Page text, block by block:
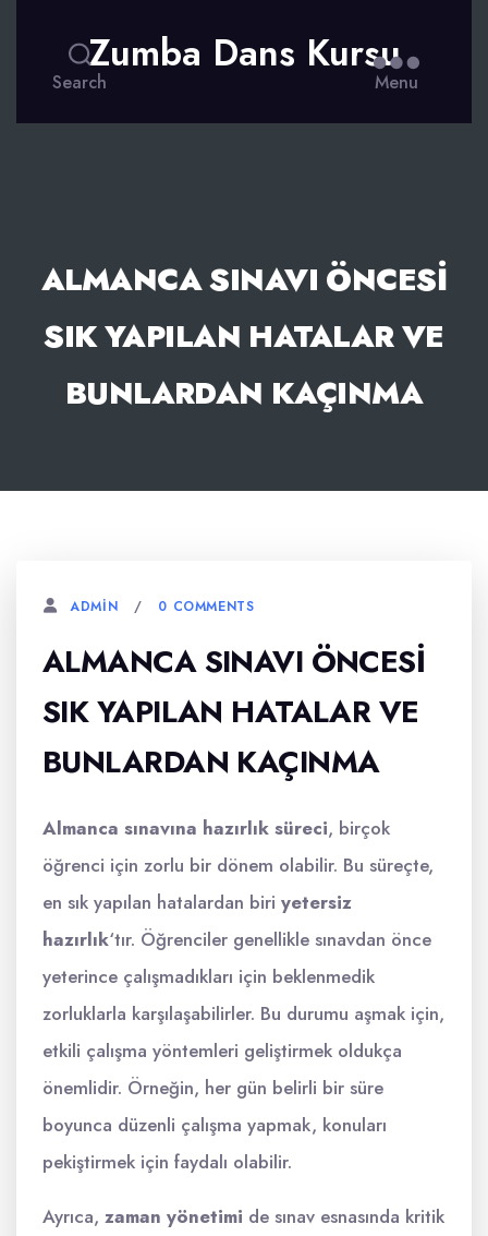
Search
Zumba Dans Kursu
Menu
ALMANCA SINAVI ÖNCESI
SIK YAPILAN HATALAR VE
BUNLARDAN KAÇINMA
ADMIN 0 COMMENTS
ALMANCA SINAVI ÖNCESI
SIK YAPILAN HATALAR VE
BUNLARDAN KAÇINMA
Almanca sınavına hazırlık süreci, birçok
öğrenci için zorlu bir dönem olabilir. Bu süreçte,
en sık yapılan hatalardan biri yetersiz
hazırlık‘tır. Öğrenciler genellikle sınavdan önce
yeterince çalışmadıkları için beklenmedik
zorluklarla karşılaşabilirler. Bu durumu aşmak için,
etkili çalışma yöntemleri geliştirmek oldukça
önemlidir. Örneğin, her gün belirli bir süre
boyunca düzenli çalışma yapmak, konuları
pekiştirmek için faydalı olabilir.
Ayrıca, zaman yönetimi de sınav esnasında kritik